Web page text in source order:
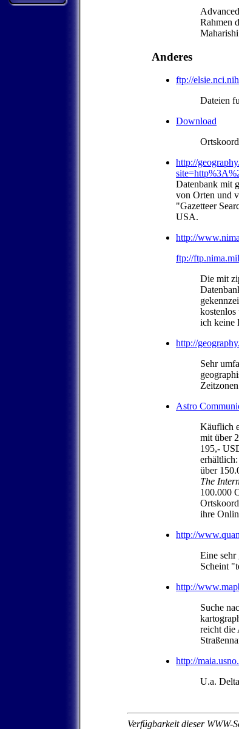
Rahmen
Anderes
ftp://
Dateien
Download
http://
Datenbank mit
von Orten und
"Gazetteer
USA.
http://
ftp://
Die mit
ich keine
http://
Sehr
Astro
Käuflich
mit über
195,-
erhältlich:
über
The
100.000
ihre
http://
Eine
Scheint
http://
Suche
reicht die
http://
U.a.
Verfügbarkeit dieser WWW-